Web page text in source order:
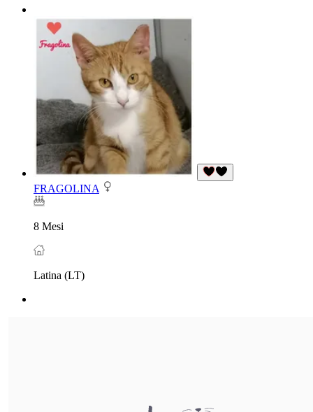
FRAGOLINA
8 Mesi
Latina (LT)